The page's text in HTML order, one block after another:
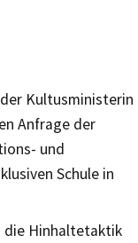
Kultusministerin
Anfrage der
und
Schule in
die Hinhaltetaktik